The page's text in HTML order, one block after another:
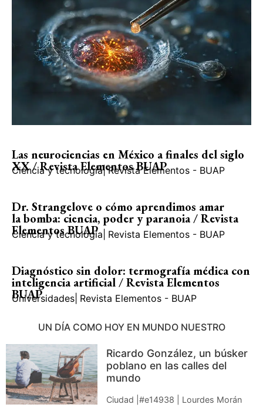
Las neurociencias en México a finales del siglo
XX / Revista Elementos BUAP
Ciencia y tecnología| Revista Elementos - BUAP
Dr. Strangelove o cómo aprendimos amar
la bomba: ciencia, poder y paranoia / Revista
Elementos BUAP
Ciencia y tecnología Revista Elementos - BUAP
Diagnóstico sin dolor: termografía médica con
inteligencia artificial / Revista Elementos
BUAP
Universidades Revista Elementos - BUAP
UN DÍA COMO HOY EN MUNDO NUESTRO
Ricardo González, un búsker
poblano en las calles del
mundo
Ciudad |#e14938 | Lourdes Morán